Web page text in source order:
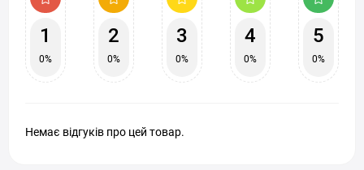
1
0%
2
0%
3
0%
4
0%
5
0%
Немає відгуків про цей товар.